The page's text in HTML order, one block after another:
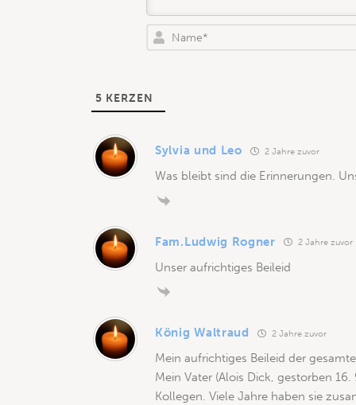
5 KERZEN
Sylvia und Leo 2 Jahre zuvor
Was bleibt sind die Erinnerungen.
Fam.Ludwig Rogner 2 Jahre zuvor
Unser aufrichtiges Beileid
König Waltraud 2 Jahre zuvor
Mein aufrichtiges Beileid der
Mein Vater (Alois Dick, gestorben
Kollegen. Viele Jahre haben sie